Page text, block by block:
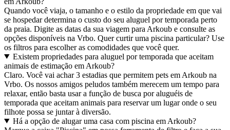
Quando você viaja, o tamanho e o estilo da propriedade em que vai
se hospedar determina o custo do seu aluguel por temporada perto
da praia. Digite as datas da sua viagem para Arkoub e consulte as
opções disponíveis na Vrbo. Quer curtir uma piscina particular? Use
os filtros para escolher as comodidades que você quer.
Existem propriedades para aluguel por temporada que aceitam
animais de estimação em Arkoub?
Claro. Você vai achar 3 estadias que permitem pets em Arkoub na
Vrbo. Os nossos amigos peludos também merecem um tempo para
relaxar, então basta usar a função de busca por aluguéis de
temporada que aceitam animais para reservar um lugar onde o seu
filhote possa se juntar à diversão.
Há a opção de alugar uma casa com piscina em Arkoub?